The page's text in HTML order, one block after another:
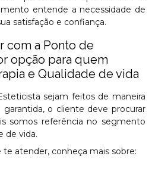
entende a necessidade de
satisfação e confiança.
com a Ponto de
opção para quem
e Qualidade de vida
sejam feitos de maneira
garantida, o cliente deve procurar
somos referência no segmento
de vida.
te atender, conheça mais sobre: